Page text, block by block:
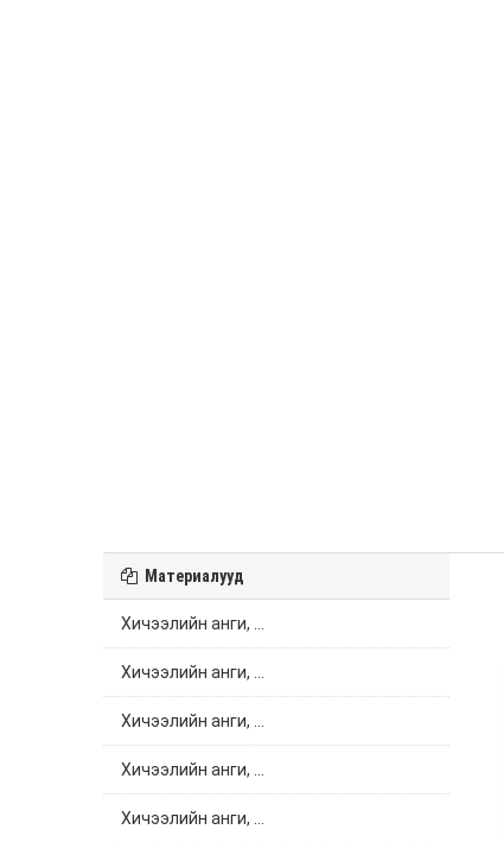
Материалууд
Хичээлийн анги, ...
Хичээлийн анги, ...
Хичээлийн анги, ...
Хичээлийн анги, ...
Хичээлийн анги, ...